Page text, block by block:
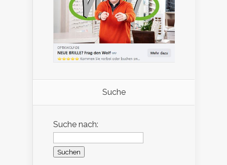
Suche
Suche nach: